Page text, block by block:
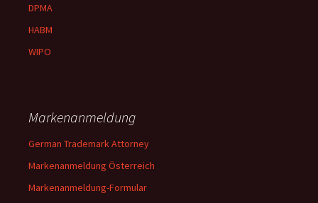
DPMA
HABM
WIPO
Markenanmeldung
German Trademark Attorney
Markenanmeldung Österreich
Markenanmeldung-Formular